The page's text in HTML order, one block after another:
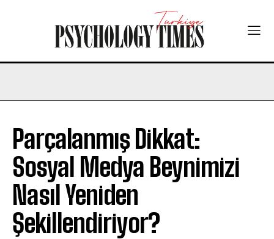
Parçalanmış Dikkat:
Sosyal Medya Beynimizi
Nasıl Yeniden
Şekillendiriyor?